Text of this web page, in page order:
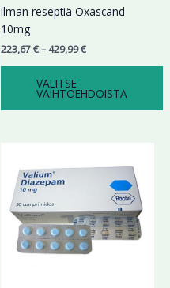
ilman reseptiä Oxascand
10mg
223,67€– 429,99€
VALITSE
VAIHTOEHDOISTA
tehdä
valinnat
tuotteen
399,99 €
tuotteella
useampi
muunnelma.
Voit
tehdä